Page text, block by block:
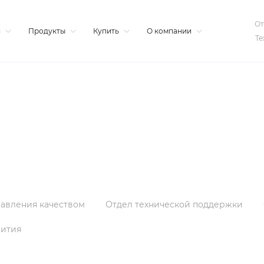
Продукты Купить О компании
качеством Отдел технической поддержки